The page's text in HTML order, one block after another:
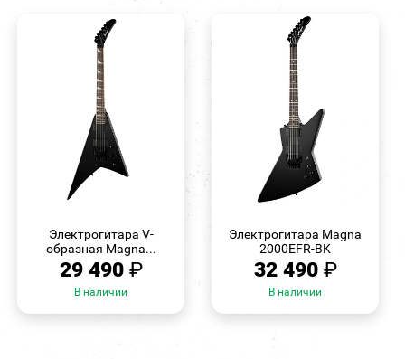
Электрогитара V-
образная Magna...
29 490 ₽
В наличии
Электрогитара Magna
2000EFR-BK
32 490 ₽
В наличии